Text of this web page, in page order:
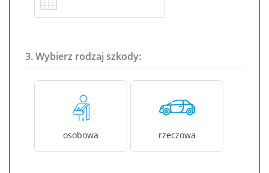
3. Wybierz rodzaj szkody:
osobowa rzeczowa